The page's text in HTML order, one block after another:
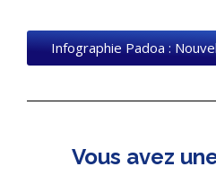
Infographie Padoa :
Vous avez